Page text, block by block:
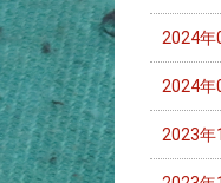
2024年
2024年
2023年